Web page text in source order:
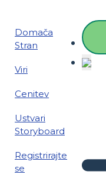
Domača
Stran
Viri
Cenitev
Ustvari
Storyboard
Registrirajte
se